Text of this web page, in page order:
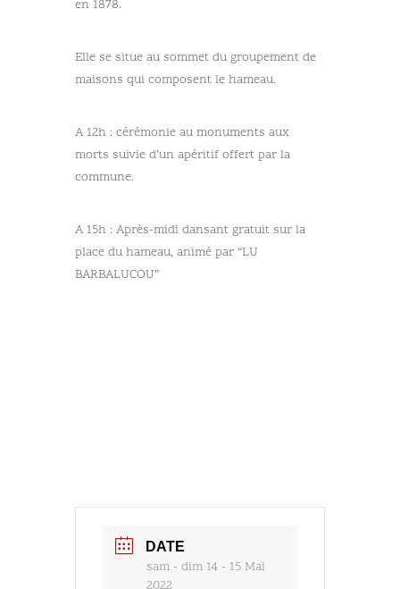
en 1878.
Elle se situe au sommet du groupement de
maisons qui composent le hameau.
A 12h : cérémonie au monuments aux
morts suivie d’un apéritif offert par la
commune.
A 15h : Après-midi dansant gratuit sur la
place du hameau, animé par “LU
BARBALUCOU”
DATE
sam - dim 14 - 15 Mai